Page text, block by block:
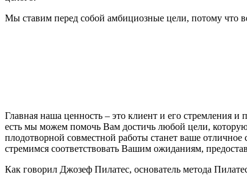
Мы ставим перед собой амбициозные цели, потому что
Главная наша ценность – это клиент и его стремления
есть мы можем помочь Вам достичь любой цели,
плодотворной совместной работы станет ваше
стремимся соответствовать Вашим ожиданиям,
Как говорил Джозеф Пилатес, основатель метода